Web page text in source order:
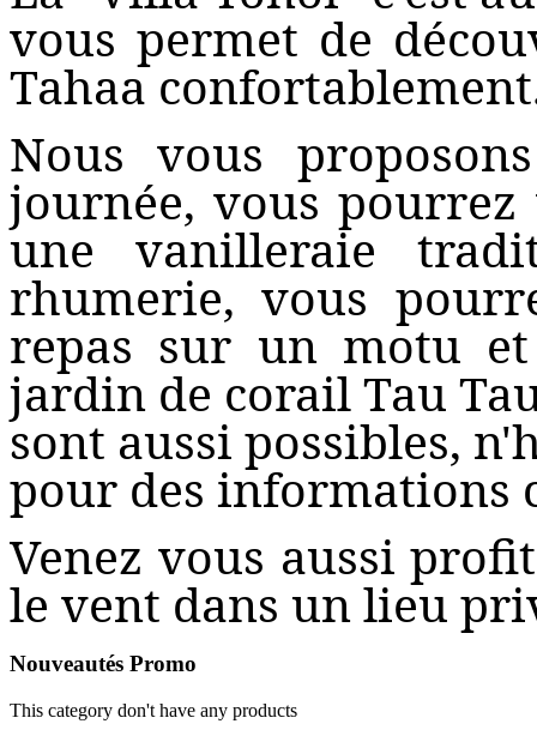
vous permet de
Tahaa
Nous vous
journée, vous
une vanilleraie
rhumerie, vous
repas sur un motu
jardin de corail Tau
sont aussi possibles,
pour des informations
Venez vous aussi
le vent dans un lieu
Nouveautés Promo
This category don't have any products